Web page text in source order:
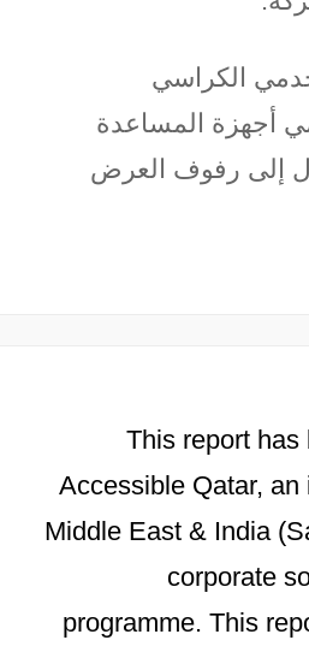
الكراسي
أجهزة المساعدة
إلى رفوف العرض
This report has
Accessible Qatar, an
Middle East & India
corporate
programme. This